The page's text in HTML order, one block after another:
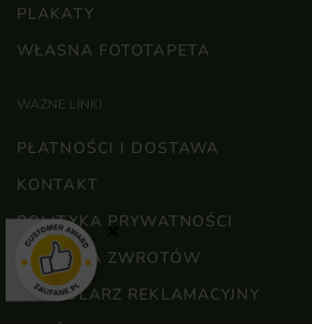
PLAKATY
WŁASNA FOTOTAPETA
WAŻNE LINKI
PŁATNOŚCI I DOSTAWA
KONTAKT
POLITYKA PRYWATNOŚCI
POLITYKA ZWROTÓW
FORMULARZ REKLAMACYJNY
×